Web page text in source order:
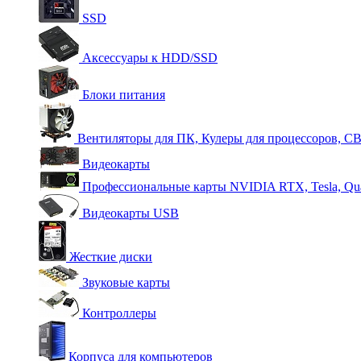
SSD
Аксессуары к HDD/SSD
Блоки питания
Вентиляторы для ПК, Кулеры для процессоров,
Видеокарты
Профессиональные карты NVIDIA RTX, Tesla,
Видеокарты USB
Жесткие диски
Звуковые карты
Контроллеры
Корпуса для компьютеров